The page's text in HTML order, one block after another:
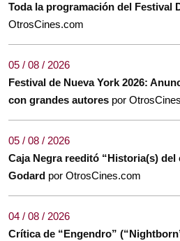
Toda la programación del Festival
OtrosCines.com
05 / 08 / 2026
Festival de Nueva York 2026:
con grandes autores por
05 / 08 / 2026
Caja Negra reeditó “Historia(s)
Godard por OtrosCines.com
04 / 08 / 2026
Crítica de “Engendro”